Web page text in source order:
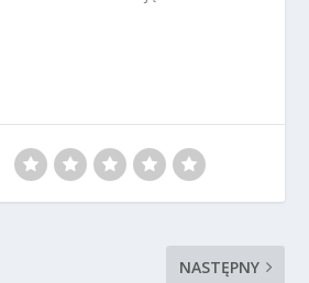
NASTĘPNY